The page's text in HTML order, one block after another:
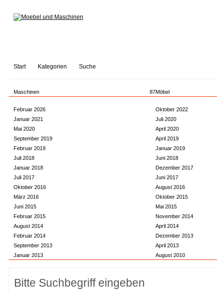
Start Kategorien Suche
Maschinen 87Möbel
Februar 2026
Oktober 2022
Januar 2021
Juli 2020
Mai 2020
April 2020
September 2019
April 2019
Februar 2019
Januar 2019
Juli 2018
Juni 2018
Januar 2018
Dezember 2017
Juli 2017
Juni 2017
Oktober 2016
August 2016
März 2016
Oktober 2015
Juni 2015
Mai 2015
Februar 2015
November 2014
August 2014
April 2014
Februar 2014
Dezember 2013
September 2013
April 2013
Januar 2013
August 2010